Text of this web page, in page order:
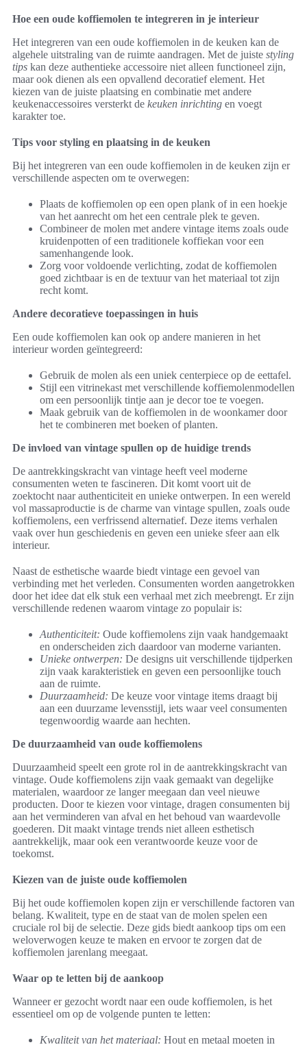
Hoe een oude koffiemolen te integreren in je interieur
Het integreren van een oude koffiemolen in de keuken kan de
algehele uitstraling van de ruimte aandragen. Met de juiste styling
tips kan deze authentieke accessoire niet alleen functioneel zijn,
maar ook dienen als een opvallend decoratief element. Het
kiezen van de juiste plaatsing en combinatie met andere
keukenaccessoires versterkt de keuken inrichting en voegt
karakter toe.
Tips voor styling en plaatsing in de keuken
Bij het integreren van een oude koffiemolen in de keuken zijn er
verschillende aspecten om te overwegen:
Plaats de koffiemolen op een open plank of in een hoekje
van het aanrecht om het een centrale plek te geven.
Combineer de molen met andere vintage items zoals oude
kruidenpotten of een traditionele koffiekan voor een
samenhangende look.
Zorg voor voldoende verlichting, zodat de koffiemolen
goed zichtbaar is en de textuur van het materiaal tot zijn
recht komt.
Andere decoratieve toepassingen in huis
Een oude koffiemolen kan ook op andere manieren in het
interieur worden geïntegreerd:
Gebruik de molen als een uniek centerpiece op de eettafel.
Stijl een vitrinekast met verschillende koffiemolenmodellen
om een persoonlijk tintje aan je decor toe te voegen.
Maak gebruik van de koffiemolen in de woonkamer door
het te combineren met boeken of planten.
De invloed van vintage spullen op de huidige trends
De aantrekkingskracht van vintage heeft veel moderne
consumenten weten te fascineren. Dit komt voort uit de
zoektocht naar authenticiteit en unieke ontwerpen. In een wereld
vol massaproductie is de charme van vintage spullen, zoals oude
koffiemolens, een verfrissend alternatief. Deze items verhalen
vaak over hun geschiedenis en geven een unieke sfeer aan elk
interieur.
Naast de esthetische waarde biedt vintage een gevoel van
verbinding met het verleden. Consumenten worden aangetrokken
door het idee dat elk stuk een verhaal met zich meebrengt. Er zijn
verschillende redenen waarom vintage zo populair is:
Authenticiteit: Oude koffiemolens zijn vaak handgemaakt
en onderscheiden zich daardoor van moderne varianten.
Unieke ontwerpen: De designs uit verschillende tijdperken
zijn vaak karakteristiek en geven een persoonlijke touch
aan de ruimte.
Duurzaamheid: De keuze voor vintage items draagt bij
aan een duurzame levensstijl, iets waar veel consumenten
tegenwoordig waarde aan hechten.
De duurzaamheid van oude koffiemolens
Duurzaamheid speelt een grote rol in de aantrekkingskracht van
vintage. Oude koffiemolens zijn vaak gemaakt van degelijke
materialen, waardoor ze langer meegaan dan veel nieuwe
producten. Door te kiezen voor vintage, dragen consumenten bij
aan het verminderen van afval en het behoud van waardevolle
goederen. Dit maakt vintage trends niet alleen esthetisch
aantrekkelijk, maar ook een verantwoorde keuze voor de
toekomst.
Kiezen van de juiste oude koffiemolen
Bij het oude koffiemolen kopen zijn er verschillende factoren van
belang. Kwaliteit, type en de staat van de molen spelen een
cruciale rol bij de selectie. Deze gids biedt aankoop tips om een
weloverwogen keuze te maken en ervoor te zorgen dat de
koffiemolen jarenlang meegaat.
Waar op te letten bij de aankoop
Wanneer er gezocht wordt naar een oude koffiemolen, is het
essentieel om op de volgende punten te letten:
Kwaliteit van het materiaal: Hout en metaal moeten in